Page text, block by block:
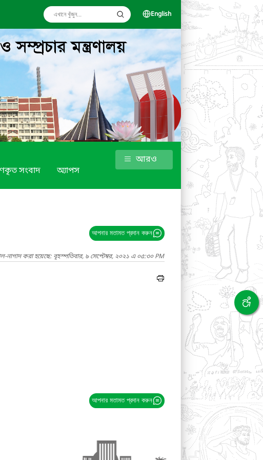
English
সংবাদ অ্যাপস
আরও
আপনার মতামত প্রদান করুন
নাগাদ করা হয়েছে: বৃহস্পতিবার, ৯ সেপ্টেম্বর, ২০২১ এ ০৫:৩০ PM
আপনার মতামত প্রদান করুন